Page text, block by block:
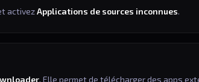
activezApplications de sources inconnues.
. Elle permet de télécharger des apps